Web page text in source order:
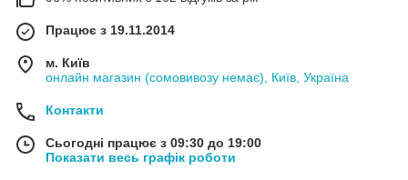
Працює з 19.11.2014
м. Київ
онлайн магазин (сомовивозу немає), Київ, Україна
Контакти
Сьогодні працює з 09:30 до 19:00
Показати весь графік роботи